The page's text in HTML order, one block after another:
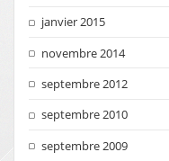
janvier 2015
novembre 2014
septembre 2012
septembre 2010
septembre 2009